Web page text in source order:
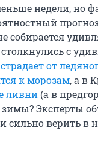
недели, но
с
страдает от
к морозам, а в
ливни (а в
зимы? Эксперты
сильно верить в